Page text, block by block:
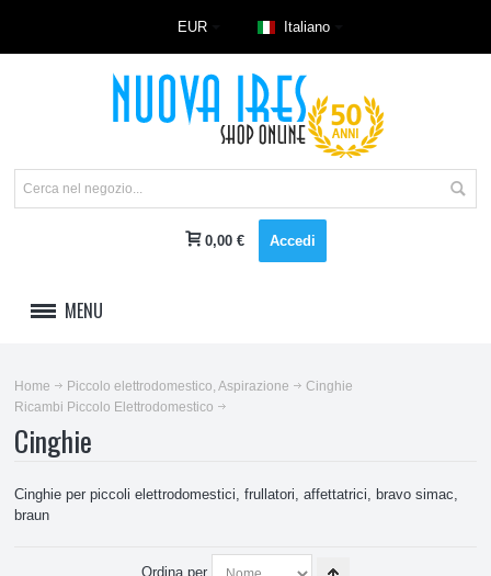
EUR Italiano
0,00 € Accedi
MENU
REFRIGERAZIONE E CLIMA
ATTREZZATURE E PRODOTTI PULIZIA
Home
Piccolo elettrodomestico, Aspirazione
Ricambi Piccolo Elettrodomestico
Cinghie
Cinghie
Cinghie per piccoli elettrodomestici, frullatori, affettatrici, bravo simac,
braun
Ordina per